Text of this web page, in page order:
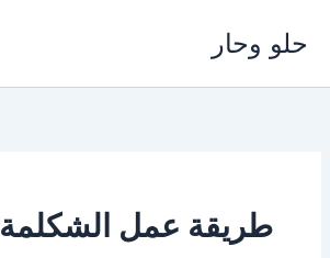
المحتوى
حلو وحار
طريقة عمل الشكلمة